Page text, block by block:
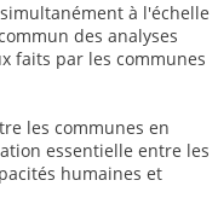
à l'échelle
des analyses
faits par les communes
les communes en
essentielle entre les
humaines et